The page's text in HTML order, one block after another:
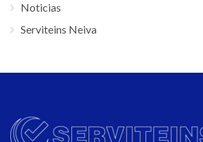
Noticias
Serviteins Neiva